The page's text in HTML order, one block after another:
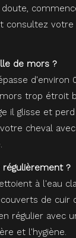
doute,
consultez
de mors ?
d'environ
trop étroit
il glisse et
cheval
?
à l'eau
de cuir
régulier avec
et l'hygiène.